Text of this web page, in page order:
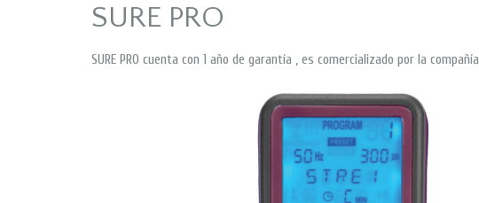
SURE PRO
SURE PRO cuenta con 1 año de garantía , es comercializado por la compañía